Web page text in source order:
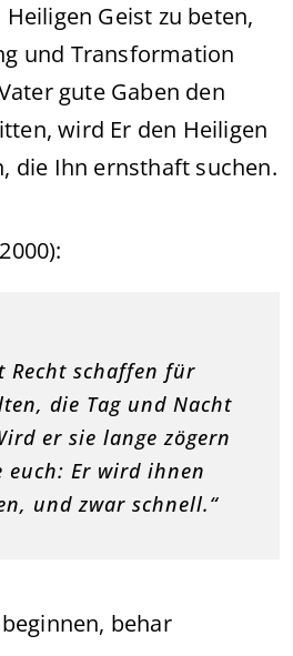
Geist zu beten,
und Transformation
gute Gaben den
wird Er den Heiligen
die Ihn ernsthaft suchen.
Recht schaffen für
die Tag und Nacht
er sie lange zögern
euch: Er wird ihnen
und zwar schnell.“
behar